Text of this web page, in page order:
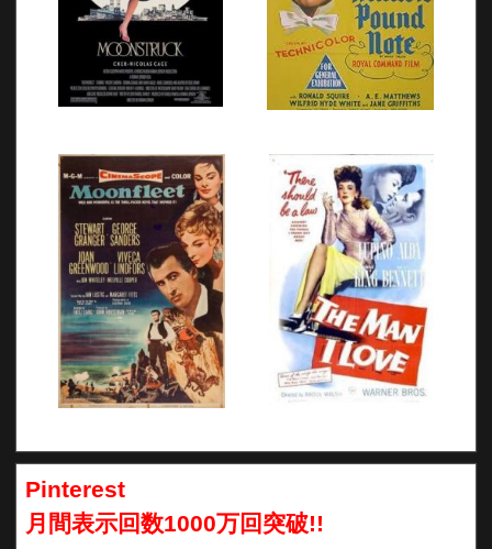
Pinterest
月間表示回数1000万回突破!!